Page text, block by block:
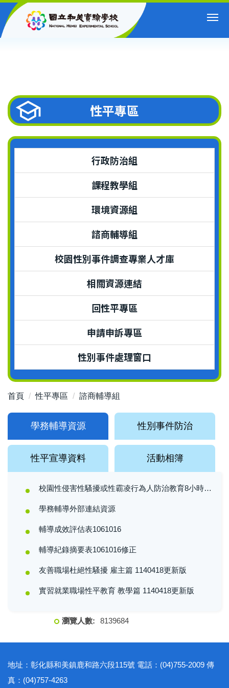
跳
到
性平專區
行政防治組
課程教學組
環境資源組
諮商輔導組
校園性別事件調查專業人才庫
相關資源連結
回性平專區
申請申訴專區
性別事件處理窗口
首頁 性平專區 諮商輔導組
學務輔導資源 性別事件防治
性平宣導資料 活動相簿
校園性侵害性騷擾或性霸凌行為人防治教育8小時性別教育課程
學務輔導外部連結資源
輔導成效評估表1061016
輔導紀錄摘要表1061016修正
友善職場杜絕性騷擾 雇主篇 1140418更新版
實習就業職場性平教育 教學篇 1140418更新版
8139684
地址：彰化縣和美鎮鹿和路六段115號 電話：(04)755-2009 傳
真：(04)757-4263